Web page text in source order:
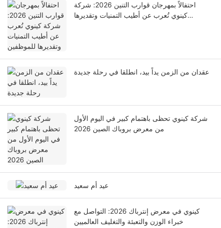
احتفالاً بمهرجان قوارب التنين 2026: شركة
كينوي تُعرب عن أطيب التمنيات وتقديرها
عقدان من الزمن يداً بيد، انطلقا في رحلة جديدة
شركة كينوي تحظى باهتمام كبير في اليوم الأول
من معرض بروباك الصين 2026
عيد أم سعيد
كينوي في معرض إنترباك 2026: التواصل مع
خبراء الوزن والتعبئة والتغليف العالميين